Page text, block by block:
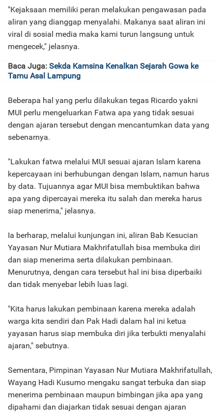
"Kejaksaan memiliki peran melakukan pengawasan pada
aliran yang dianggap menyalahi. Makanya saat aliran ini
viral di sosial media maka kami turun langsung untuk
mengecek," jelasnya.
Baca Juga: Sekda Kamsina Kenalkan Sejarah Gowa ke
Tamu Asal Lampung
Beberapa hal yang perlu dilakukan tegas Ricardo yakni
MUI perlu mengeluarkan Fatwa apa yang tidak sesuai
dengan ajaran tersebut dengan mencantumkan data yang
sebenarnya.
"Lakukan fatwa melalui MUI sesuai ajaran Islam karena
kepercayaan ini berhubungan dengan Islam, namun harus
by data. Tujuannya agar MUI bisa membuktikan bahwa
apa yang dipercayai mereka itu salah dan mereka harus
siap menerima," jelasnya.
Ia berharap, melalui kunjungan ini, aliran Bab Kesucian
Yayasan Nur Mutiara Makhrifatullah bisa membuka diri
dan siap menerima serta dilakukan pembinaan.
Menurutnya, dengan cara tersebut hal ini bisa diperbaiki
dan tidak menyebar lebih luas lagi.
"Kita harus lakukan pembinaan karena mereka adalah
warga kita sendiri dan Pak Hadi dalam hal ini ketua
yayasan harus siap membuka diri jika terbukti menyalahi
ajaran," sebutnya.
Sementara, Pimpinan Yayasan Nur Mutiara Makhrifatullah,
Wayang Hadi Kusumo mengaku sangat terbuka dan siap
menerima pembinaan maupun bimbingan jika apa yang
dipahami dan diajarkan tidak sesuai dengan ajaran